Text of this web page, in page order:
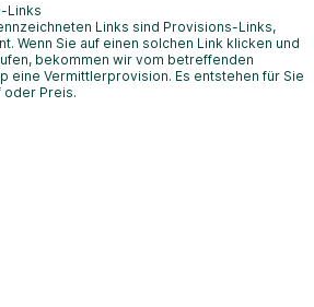
Links
Links sind Provisions-Links,
Wenn Sie auf einen solchen Link klicken und
bekommen wir vom betreffenden
eine Vermittlerprovision. Es entstehen für Sie
oder Preis.